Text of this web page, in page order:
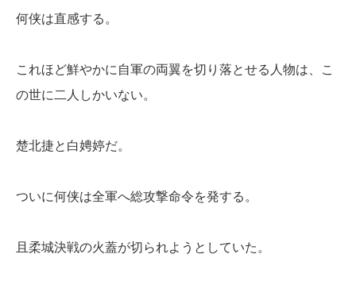
何侠は直感する。
これほど鮮やかに自軍の両翼を切り落とせる人物は、こ
の世に二人しかいない。
楚北捷と白娉婷だ。
ついに何侠は全軍へ総攻撃命令を発する。
且柔城決戦の火蓋が切られようとしていた。